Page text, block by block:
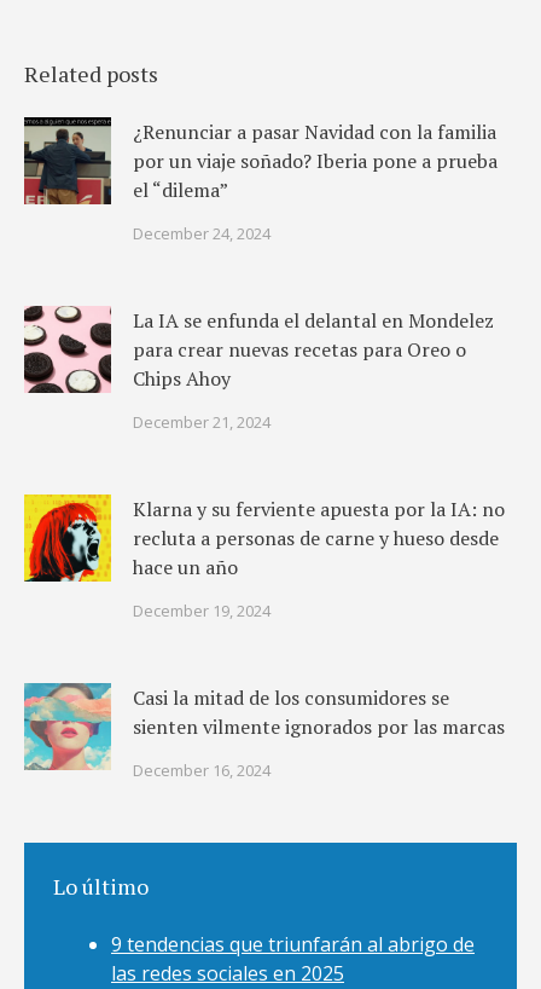
Related posts
¿Renunciar a pasar Navidad con la familia
por un viaje soñado? Iberia pone a prueba
el “dilema”
December 24, 2024
La IA se enfunda el delantal en Mondelez
para crear nuevas recetas para Oreo o
Chips Ahoy
December 21, 2024
Klarna y su ferviente apuesta por la IA: no
recluta a personas de carne y hueso desde
hace un año
December 19, 2024
Casi la mitad de los consumidores se
sienten vilmente ignorados por las marcas
December 16, 2024
Lo último
9 tendencias que triunfarán al abrigo de
las redes sociales en 2025